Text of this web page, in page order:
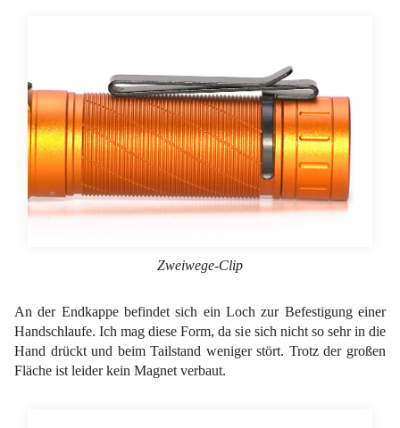
Zweiwege-Clip
An der Endkappe befindet sich ein Loch zur Befestigung einer
Handschlaufe. Ich mag diese Form, da sie sich nicht so sehr in die
Hand drückt und beim Tailstand weniger stört. Trotz der großen
Fläche ist leider kein Magnet verbaut.